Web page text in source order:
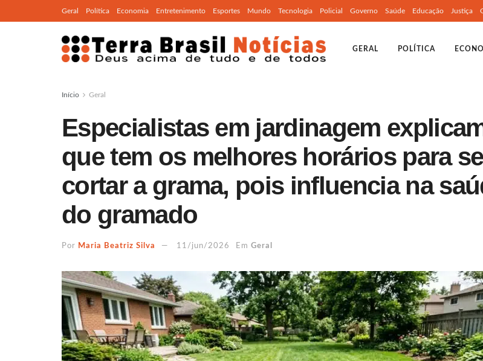
Geral Política Economia Entretenimento Esportes Mundo Tecnologia Policial Governo Saúde Educação Justiça
GERAL POLÍTICA
Início Geral
Especialistas em jardinagem
que tem os melhores horários para se
cortar a grama, pois influencia na
do gramado
Por Maria Beatriz Silva 11/jun/2026 Em Geral